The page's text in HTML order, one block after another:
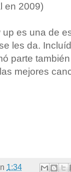
en 2009)
es una de
les da.
parte
mejores
1:34